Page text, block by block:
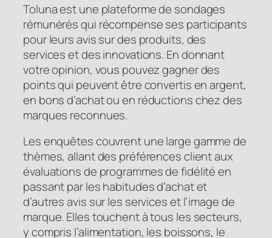
Toluna est une plateforme de sondages
rémunérés qui récompense ses participants
pour leurs avis sur des produits, des
services et des innovations. En donnant
votre opinion, vous pouvez gagner des
points qui peuvent être convertis en argent,
en bons d’achat ou en réductions chez des
marques reconnues.
Les enquêtes couvrent une large gamme de
thèmes, allant des préférences client aux
évaluations de programmes de fidélité en
passant par les habitudes d’achat et
d’autres avis sur les services et l’image de
marque. Elles touchent à tous les secteurs,
y compris l’alimentation, les boissons, le